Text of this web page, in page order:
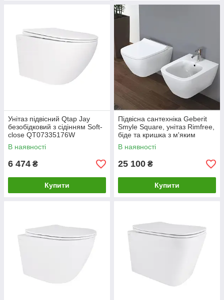
Унітаз підвісний Qtap Jay
безобідковий з сідінням Soft-
close QT07335176W
В наявності
6 474 ₴
Купити
Підвісна сантехніка Geberit
Smyle Square, унітаз Rimfree,
біде та кришка з м'яким
опусканням SOFT-CLOSE
В наявності
25 100 ₴
Купити